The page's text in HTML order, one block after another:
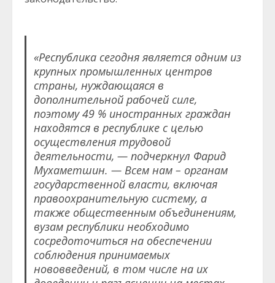
«Республика сегодня является одним из
крупных промышленных центров
страны, нуждающаяся в
дополнительной рабочей силе,
поэтому 49 % иностранных граждан
находятся в республике с целью
осуществления трудовой
деятельности, — подчеркнул Фарид
Мухаметшин. — Всем нам – органам
государственной власти, включая
правоохранительную систему, а
также общественным объединениям,
вузам республики необходимо
сосредоточиться на обеспечении
соблюдения принимаемых
нововведений, в том числе на их